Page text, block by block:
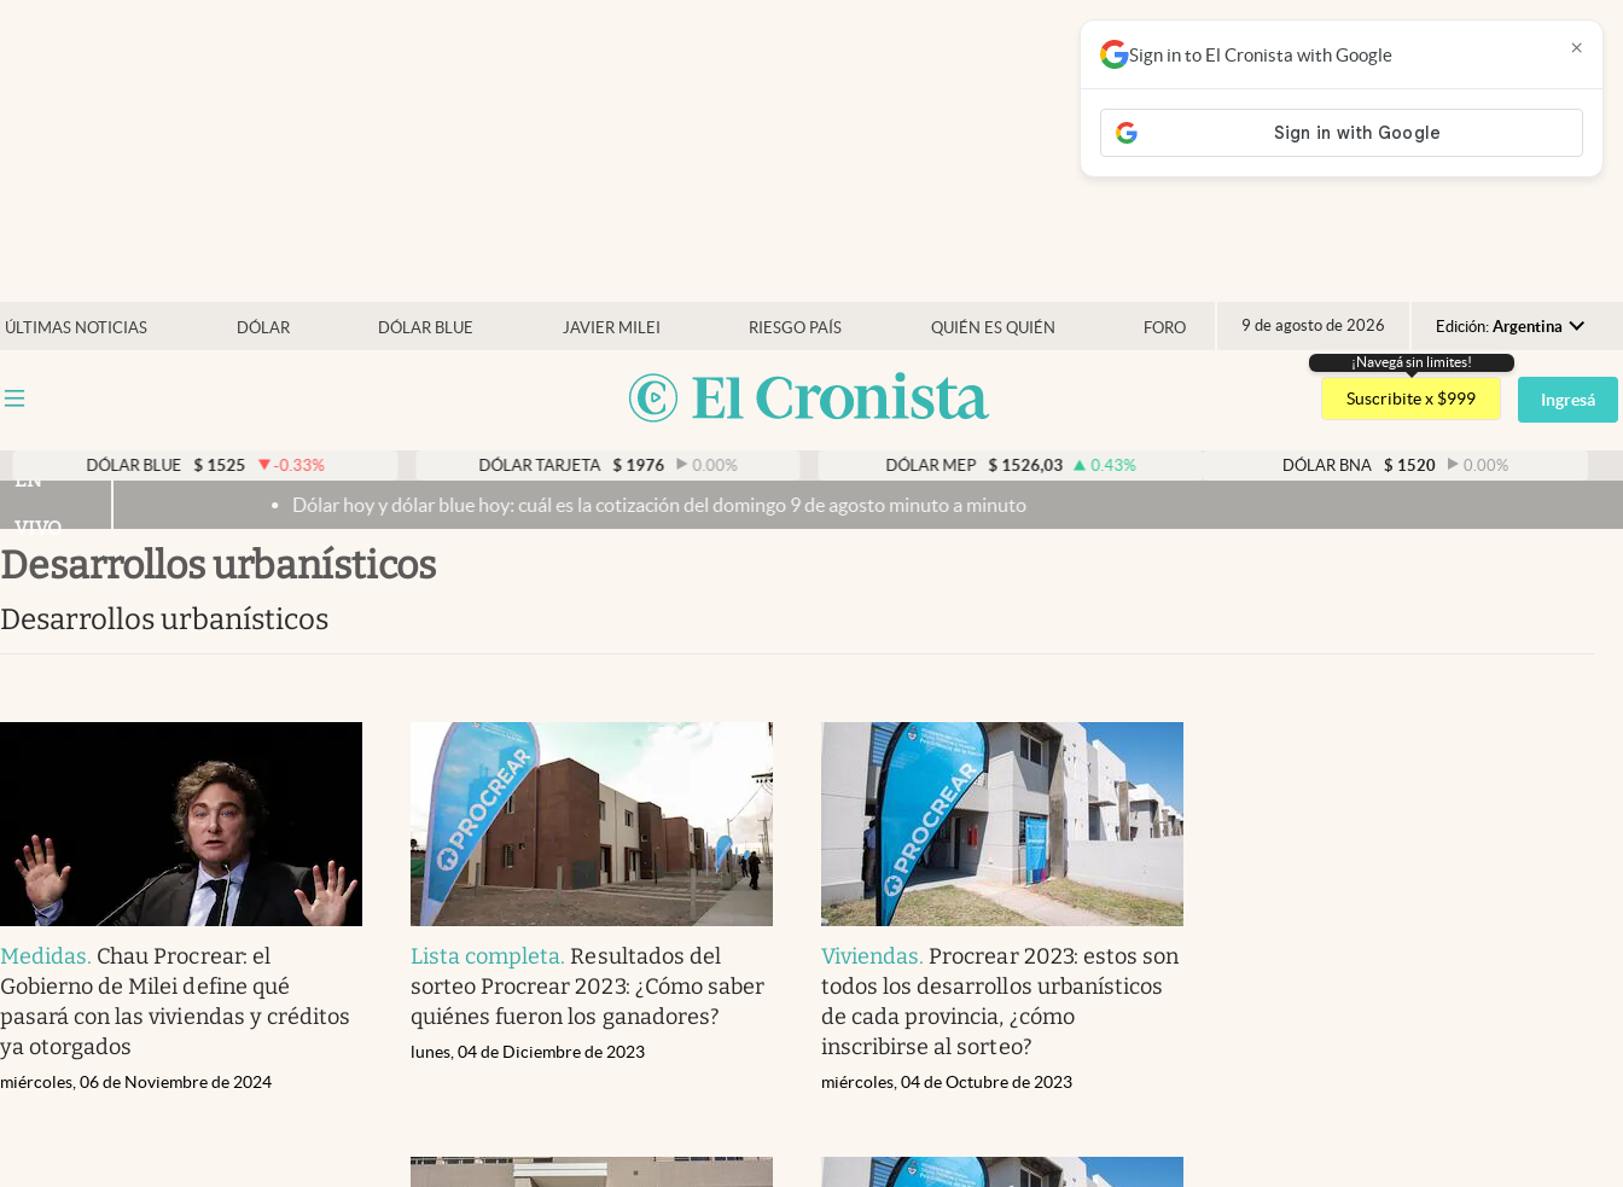
ÚLTIMAS NOTICIAS DÓLAR DÓLAR BLUE JAVIER MILEI RIESGO PAÍS QUIÉN ES QUIÉN FORO 9 de agosto de 2026 Edición: Argentina
Argentina
España
USA
Mercados Online
Otras secciones
Infotechnology
abre en nueva pestaña
¡Navegá sin limites!
Suscribite x $999 Ingresá
DÓLAR BLUE $ 1525 -0.33% DÓLAR TARJETA $ 1976 0.00% DÓLAR MEP $ 1526,03 0.43% DÓLAR BNA $ 1520 0.00%
EN
VIVO
Dólar hoy y dólar blue hoy: cuál es la cotización del domingo 9 de agosto minuto a minuto
Sign in to El Cronista with Google ×
desarrollos urbanísticos
desarrollos urbanísticos
Medidas. Chau Procrear: el
Gobierno de Milei define qué
pasará con las viviendas y créditos
ya otorgados
miércoles, 06 de Noviembre de 2024
Lista completa. Resultados del
sorteo Procrear 2023: ¿Cómo saber
quiénes fueron los ganadores?
lunes, 04 de Diciembre de 2023
Viviendas. Procrear 2023: estos son
todos los desarrollos urbanísticos
de cada provincia, ¿cómo
inscribirse al sorteo?
miércoles, 04 de Octubre de 2023